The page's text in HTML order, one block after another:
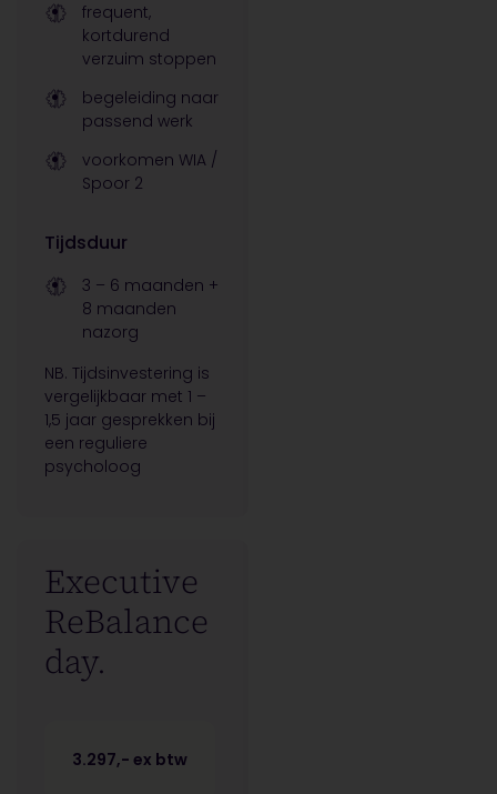
frequent,
kortdurend
verzuim stoppen
begeleiding naar
passend werk
voorkomen WIA /
Spoor 2
Tijdsduur
3 – 6 maanden +
8 maanden
nazorg
NB. Tijdsinvestering is
vergelijkbaar met 1 –
1,5 jaar gesprekken bij
een reguliere
psycholoog
Executive
ReBalance
day.
3.297,- ex btw